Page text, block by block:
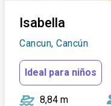
Isabella
Cancun, Cancún
Ideal para niños
8,84 m